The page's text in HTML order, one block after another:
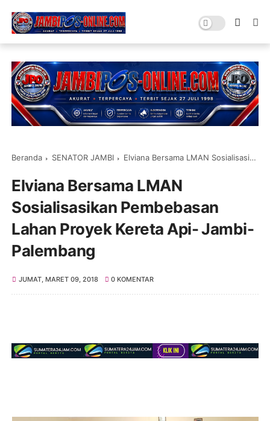
Beranda SENATOR JAMBI Elviana Bersama LMAN Sosialisasikan Pembebasan Lahan Proyek Kereta Api- Jambi-Palembang
Elviana Bersama LMAN
Sosialisasikan Pembebasan
Lahan Proyek Kereta Api- Jambi-
Palembang
JUMAT, MARET 09, 2018 0 KOMENTAR